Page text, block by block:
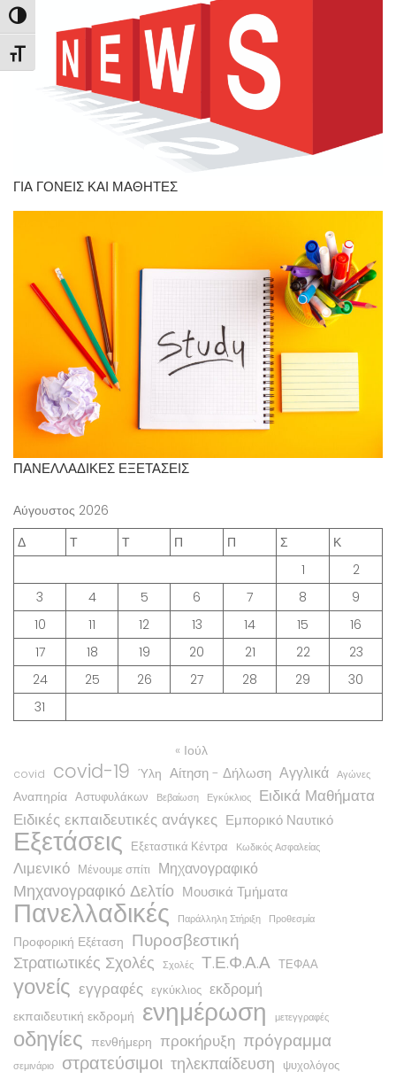
Εναλλαγή Υψηλής Αντίθεσης
Εναλλαγή Μεγέθους Γραμμάτων
ΓΙΑ ΓΟΝΕΙΣ ΚΑΙ ΜΑΘΗΤΕΣ
ΠΑΝΕΛΛΑΔΙΚΕΣ ΕΞΕΤΑΣΕΙΣ
Αύγουστος 2026
Δ
Τ Τ Π Π Σ
Κ
1
2
3
4 5 6 7 8
9
10
11 12 13 14 15
16
17
18 19 20 21 22
23
24
25 26 27 28 29
30
31
« Ιούλ
covid covid-19 Ύλη Αίτηση - Δήλωση Αγγλικά Αγώνες
Αναπηρία Αστυφυλάκων Βεβαίωση Εγκύκλιος Ειδικά Μαθήματα
Ειδικές εκπαιδευτικές ανάγκες Εμπορικό Ναυτικό
Εξετάσεις Εξεταστικά Κέντρα Κωδικός Ασφαλείας
Λιμενικό Μένουμε σπίτι Μηχανογραφικό
Μηχανογραφικό Δελτίο Μουσικά Τμήματα
Πανελλαδικές Παράλληλη Στήριξη Προθεσμία
Προφορική Εξέταση Πυροσβεστική
Στρατιωτικές Σχολές
Σχολές Τ.Ε.Φ.Α.Α ΤΕΦΑΑ
γονείς εγγραφές εγκύκλιος εκδρομή
εκπαιδευτική εκδρομή ενημέρωση μετεγγραφές
οδηγίες πενθήμερη προκήρυξη πρόγραμμα
σεμινάριο στρατεύσιμοι τηλεκπαίδευση ψυχολόγος